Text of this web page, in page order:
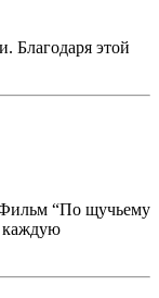
Благодаря этой
“По щучьему
каждую